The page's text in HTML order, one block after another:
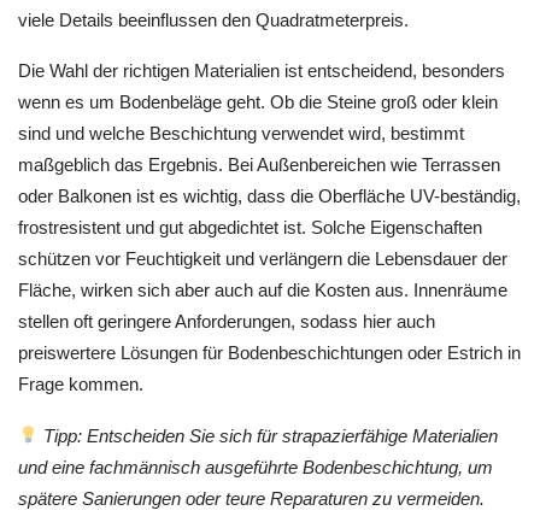
viele Details beeinflussen den Quadratmeterpreis.
Die Wahl der richtigen Materialien ist entscheidend, besonders
wenn es um Bodenbeläge geht. Ob die Steine groß oder klein
sind und welche Beschichtung verwendet wird, bestimmt
maßgeblich das Ergebnis. Bei Außenbereichen wie Terrassen
oder Balkonen ist es wichtig, dass die Oberfläche UV-beständig,
frostresistent und gut abgedichtet ist. Solche Eigenschaften
schützen vor Feuchtigkeit und verlängern die Lebensdauer der
Fläche, wirken sich aber auch auf die Kosten aus. Innenräume
stellen oft geringere Anforderungen, sodass hier auch
preiswertere Lösungen für Bodenbeschichtungen oder Estrich in
Frage kommen.
Tipp: Entscheiden Sie sich für strapazierfähige Materialien
und eine fachmännisch ausgeführte Bodenbeschichtung, um
spätere Sanierungen oder teure Reparaturen zu vermeiden.